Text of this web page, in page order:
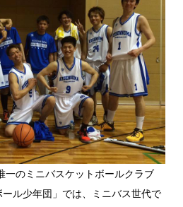
一のミニバスケットボールクラブ
ール少年団」では、ミニバス世代で